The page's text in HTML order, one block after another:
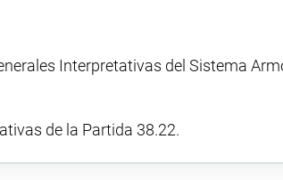
Interpretativas del Sistema
de la Partida 38.22.